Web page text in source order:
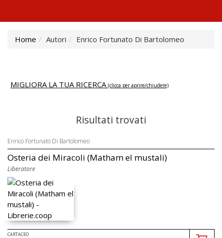
Home Autori Enrico Fortunato Di Bartolomeo
MIGLIORA LA TUA RICERCA (clicca per aprire/chiudere)
Risultati trovati
Enrico Fortunato Di Bartolomeo
Osteria dei Miracoli (Matham el mustali)
Liberatore
CARTACEO